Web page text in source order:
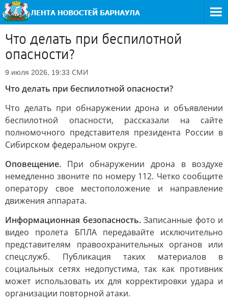
Что делать при беспилотной
опасности?
9 июля 2026, 19:33 СМИ
Что делать при беспилотной опасности?
Что делать при обнаружении дрона и объявлении
беспилотной опасности, рассказали на сайте
полномочного представителя президента России в
Сибирском федеральном округе.
Оповещение. При обнаружении дрона в воздухе
немедленно звоните по номеру 112. Четко сообщите
оператору свое местоположение и направление
движения аппарата.
Информационная безопасность. Записанные фото и
видео пролета БПЛА передавайте исключительно
представителям правоохранительных органов или
спецслужб. Публикация таких материалов в
социальных сетях недопустима, так как противник
может использовать их для корректировки удара и
организации повторной атаки.